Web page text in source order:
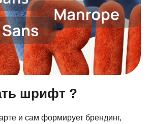
шрифт ?
и сам формирует брендинг,